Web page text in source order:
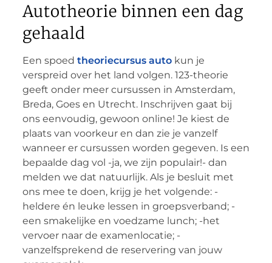
Autotheorie binnen een dag
gehaald
Een spoed theoriecursus autokun je
verspreid over het land volgen. 123-theorie
geeft onder meer cursussen in Amsterdam,
Breda, Goes en Utrecht. Inschrijven gaat bij
ons eenvoudig, gewoon online! Je kiest de
plaats van voorkeur en dan zie je vanzelf
wanneer er cursussen worden gegeven. Is een
bepaalde dag vol -ja, we zijn populair!- dan
melden we dat natuurlijk. Als je besluit met
ons mee te doen, krijg je het volgende: -
heldere én leuke lessen in groepsverband; -
een smakelijke en voedzame lunch; -het
vervoer naar de examenlocatie; -
vanzelfsprekend de reservering van jouw